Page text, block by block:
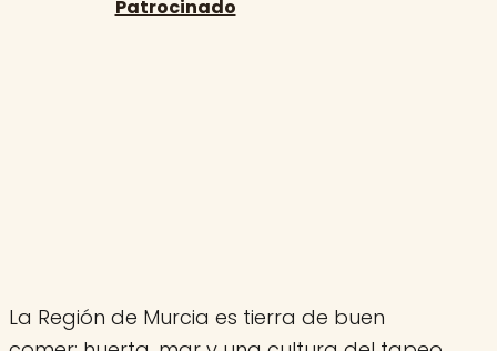
La Región de Murcia es tierra de buen